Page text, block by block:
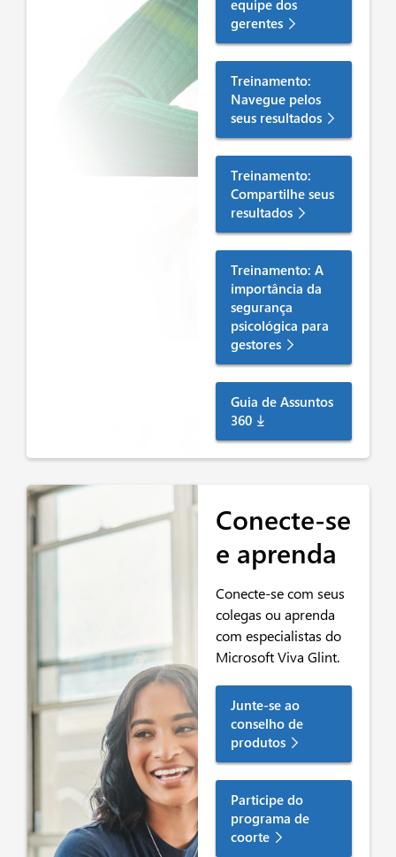
equipe dos
gerentes
Treinamento:
Navegue pelos
seus resultados
Treinamento:
Compartilhe seus
resultados
Treinamento: A
importância da
segurança
psicológica para
gestores
Guia de Assuntos
360
Conecte-se
e aprenda
Conecte-se com seus
colegas ou aprenda
com especialistas do
Microsoft Viva Glint.
Junte-se ao
conselho de
produtos
Participe do
programa de
coorte